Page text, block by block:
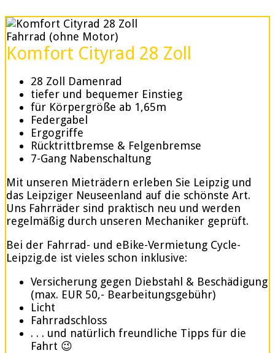
Fahrrad (ohne Motor)
Komfort Cityrad 28 Zoll
28 Zoll Damenrad
tiefer und bequemer Einstieg
für Körpergröße ab 1,65m
Federgabel
Ergogriffe
Rücktrittbremse & Felgenbremse
7-Gang Nabenschaltung
Mit unseren Mieträdern erleben Sie Leipzig und
das Leipziger Neuseenland auf die schönste Art.
Uns Fahrräder sind praktisch neu und werden
regelmäßig durch unseren Mechaniker geprüft.
Bei der Fahrrad- und eBike-Vermietung Cycle-
Leipzig.de ist vieles schon inklusive:
Versicherung gegen Diebstahl & Beschädigung
(max. EUR 50,- Bearbeitungsgebühr)
Licht
Fahrradschloss
. . . und natürlich freundliche Tipps für die
Fahrt 😉